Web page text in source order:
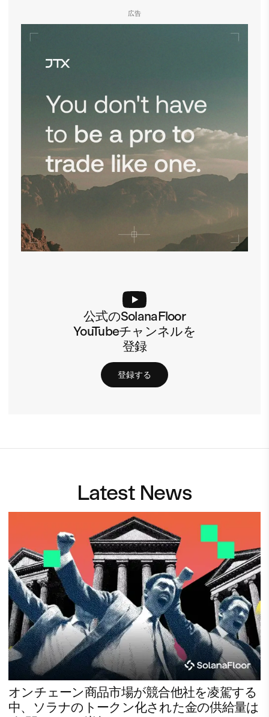
広告
公式のSolanaFloor
YouTubeチャンネルを
登録
登録する
Latest News
オンチェーン商品市場が競合他社を凌駕する
中、ソラナのトークン化された金の供給量は